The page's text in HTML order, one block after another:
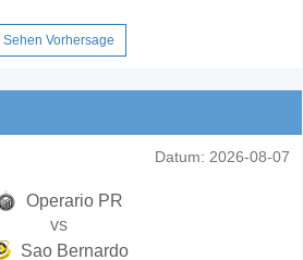
Sehen Vorhersage
Datum: 2026-08-07
Operario PR
vs
Sao Bernardo